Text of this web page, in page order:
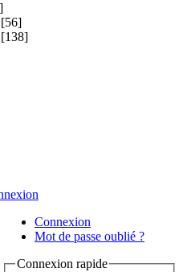
[56]
[138]
Connexion
Mot de passe oublié ?
Connexion rapide